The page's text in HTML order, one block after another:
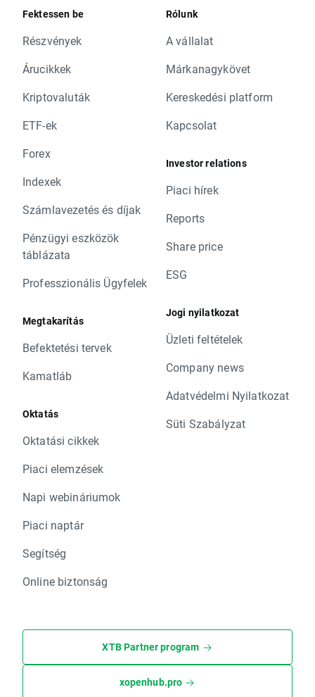
Fektessen be
Részvények
Árucikkek
Kriptovaluták
ETF-ek
Forex
Indexek
Számlavezetés és díjak
Pénzügyi eszközök
táblázata
Professzionális Ügyfelek
Megtakarítás
Befektetési tervek
Kamatláb
Oktatás
Oktatási cikkek
Piaci elemzések
Napi webináriumok
Piaci naptár
Segítség
Online biztonság
Rólunk
A vállalat
Márkanagykövet
Kereskedési platform
Kapcsolat
Investor relations
Piaci hírek
Reports
Share price
ESG
Jogi nyilatkozat
Üzleti feltételek
Company news
Adatvédelmi Nyilatkozat
Süti Szabályzat
XTB Partner program
xopenhub.pro